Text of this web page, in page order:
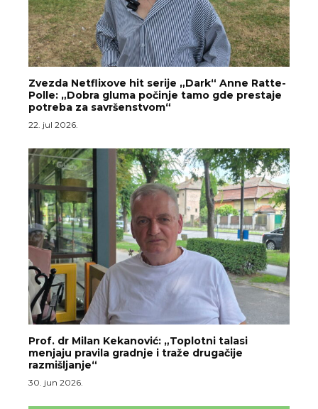
Zvezda Netflixove hit serije „Dark“ Anne Ratte-
Polle: „Dobra gluma počinje tamo gde prestaje
potreba za savršenstvom“
22. jul 2026.
Prof. dr Milan Kekanović: „Toplotni talasi
menjaju pravila gradnje i traže drugačije
razmišljanje“
30. jun 2026.